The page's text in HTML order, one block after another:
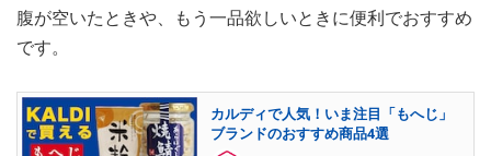
腹が空いたときや、もう一品欲しいときに便利でおすすめ
です。
カルディで人気！いま注目「もへじ」
ブランドのおすすめ商品4選